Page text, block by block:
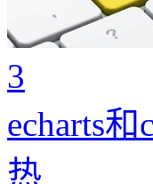
3
echarts
热